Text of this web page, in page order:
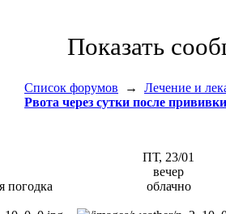
Показать
Список форумов → Лечение и
Рвота через сутки после прививки
погодка
ПТ, 23/01
вечер
облачно